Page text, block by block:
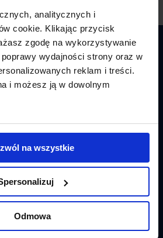
analitycznych i
cookie. Klikając przycisk
zgodę na wykorzystywanie
wydajności strony oraz w
reklam i treści.
i możesz ją w dowolnym
na wszystkie
Odmowa